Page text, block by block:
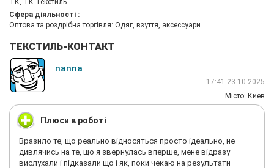
ТК, ТК-Текстиль
Сфера діяльності :
Оптова та роздрібна торгівля: Одяг, взуття, аксессуари
ТЕКСТИЛЬ-КОНТАКТ
nanna
17:41 23.10.2025
Мiсто: Киев
Плюси в роботі
Вразило те, що реально відносяться просто ідеально, не
дивлячись на те, що я звернулась вперше, мене відразу
вислухали і підказали що і як, поки чекаю на результати